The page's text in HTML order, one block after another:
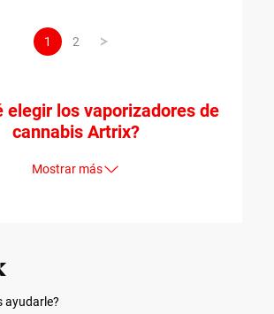
1 2
elegir los vaporizadores de
cannabis Artrix?
Mostrar más
ayudarle?